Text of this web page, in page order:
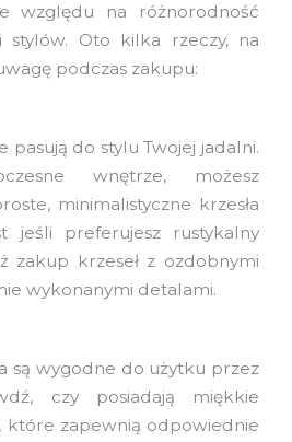
względu na różnorodność
stylów. Oto kilka rzeczy, na
podczas zakupu:
pasują do stylu Twojej jadalni.
wnętrze, możesz
minimalistyczne krzesła
jeśli preferujesz rustykalny
zakup krzeseł z ozdobnymi
wykonanymi detalami.
są wygodne do użytku przez
czy posiadają miękkie
które zapewnią odpowiednie